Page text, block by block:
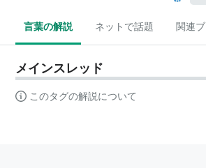
言葉の解説 ネットで話題 関連
メインスレッド
このタグの解説について